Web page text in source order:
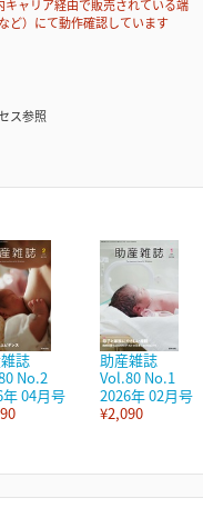
ャリア経由で販売されている端
ど）にて動作確認しています
ス参照
誌
No.2
04月号
助産雑誌
Vol.80 No.1
2026年 02月号
¥2,090